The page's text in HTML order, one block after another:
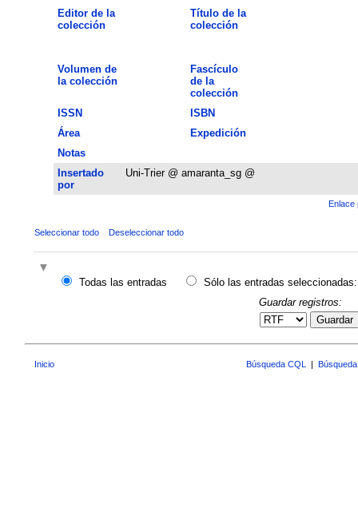
Editor de la
colección
Título de la
colección
Volumen de
la colección
Fascículo
de la
colección
ISSN
ISBN
Área
Expedición
Notas
Insertado
por
Uni-Trier @ amaranta_sg @
Enlace
Seleccionar todo Deseleccionar todo
Todas las entradas
Sólo las entradas seleccionadas:
Guardar registros:
Guardar
Inicio Búsqueda CQL